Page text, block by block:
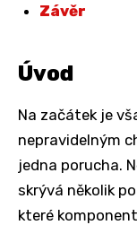
Závěr
Úvod
Na začátek je
nepravidelným
jedna porucha.
skrývá několik
které